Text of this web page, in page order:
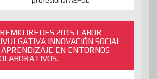
IREDES 2015 LABOR
INNOVACIÓN SOCIAL
EN ENTORNOS